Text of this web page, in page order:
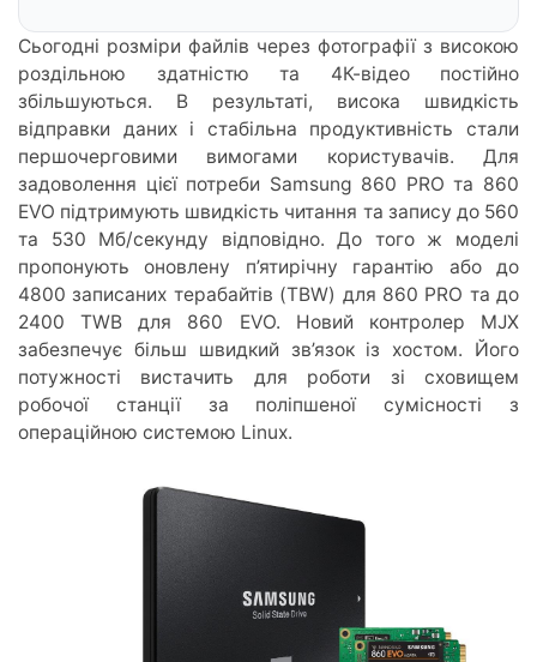
Сьогодні розміри файлів через фотографії з високою
роздільною здатністю та 4К-відео постійно
збільшуються. В результаті, висока швидкість
відправки даних і стабільна продуктивність стали
першочерговими вимогами користувачів. Для
задоволення цієї потреби Samsung 860 PRO та 860
EVO підтримують швидкість читання та запису до 560
та 530 Мб/секунду відповідно. До того ж моделі
пропонують оновлену п’ятирічну гарантію або до
4800 записаних терабайтів (TBW) для 860 PRO та до
2400 TWB для 860 EVO. Новий контролер MJX
забезпечує більш швидкий зв’язок із хостом. Його
потужності вистачить для роботи зі сховищем
робочої станції за поліпшеної сумісності з
операційною системою Linux.